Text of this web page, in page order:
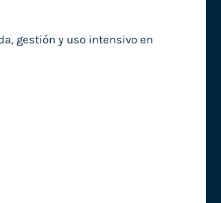
gestión y uso intensivo en